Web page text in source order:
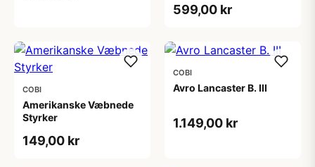
599,00 kr
COBI
Amerikanske Væbnede
Styrker
149,00 kr
COBI
Avro Lancaster B. III
1.149,00 kr